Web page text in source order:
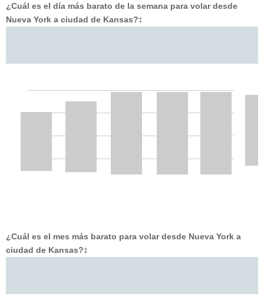
¿Cuál es el día más barato de la semana para volar desde
Nueva York a ciudad de Kansas?‡
¿Cuál es el mes más barato para volar desde Nueva York a
ciudad de Kansas?‡